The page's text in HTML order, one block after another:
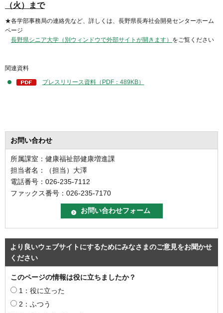
（火）まで
★各学部事務局の連絡先など、詳しくは、長野県長寿社会開発センターホーム
ページ
長野県シニア大学（別ウィンドウで外部サイトが開きます） をご覧ください
関連資料
プレスリリース資料（PDF：489KB）
お問い合わせ
所属課室：健康福祉部健康増進課
担当者名：（担当）大澤
電話番号：026-235-7112
ファックス番号：026-235-7170
より良いウェブサイトにするためにみなさまのご意見をお聞かせ
ください
このページの情報は役に立ちましたか？
1：役に立った
2：ふつう